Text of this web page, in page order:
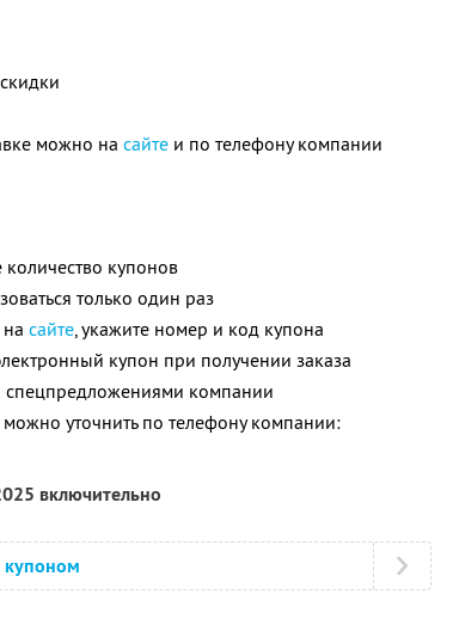
можно на сайте и по телефону компании
купонов
только один раз
сайте, укажите номер и код купона
купон при получении заказа
спецпредложениями компании
уточнить по телефону компании:
включительно
купоном